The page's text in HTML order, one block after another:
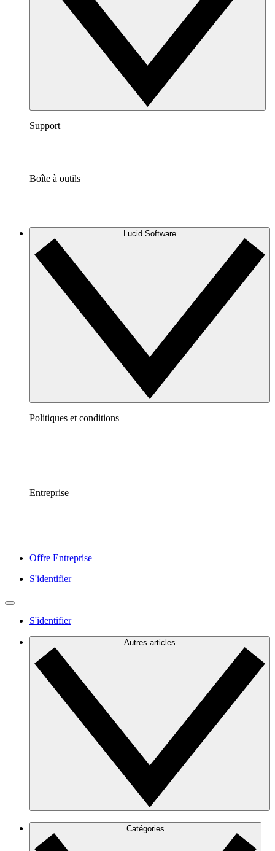
Support
Boîte à outils
Lucid Software
Politiques et conditions
Entreprise
Offre Entreprise
S'identifier
S'identifier
Autres articles
Catégories